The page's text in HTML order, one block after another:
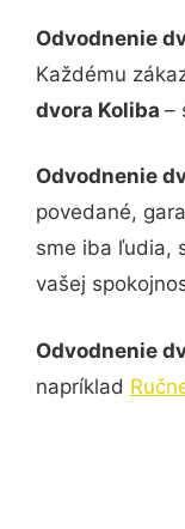
Odvodnenie
Každému
dvora Koliba –
Odvodnenie
povedané,
sme iba ľudia,
vašej
Odvodnenie
napríklad